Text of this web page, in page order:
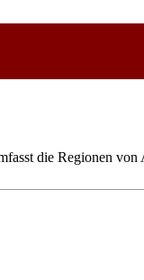
die Regionen